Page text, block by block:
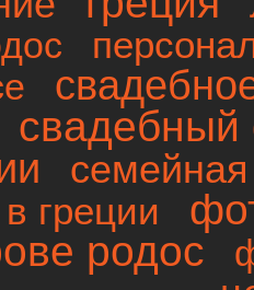
свадебный
греции
родос